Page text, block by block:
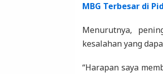
MBG Terbesar di
Menurutnya,
kesalahan yang
“Harapan saya